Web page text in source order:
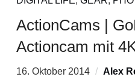
ActionCams |
Actioncam mit
16. Oktober 2014 Alex